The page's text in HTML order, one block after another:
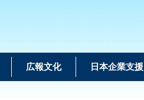
広報文化 日本企業支援